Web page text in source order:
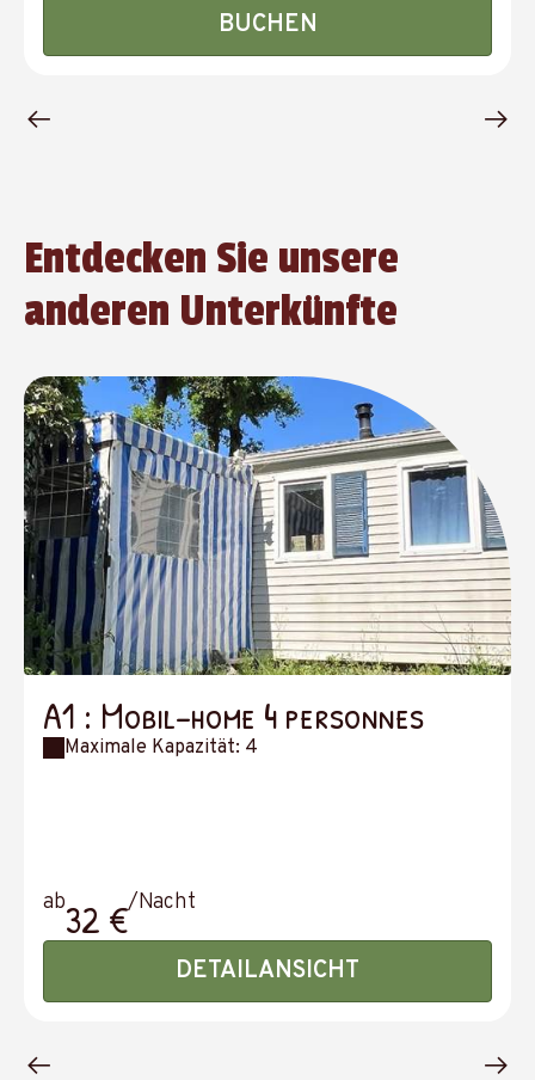
BUCHEN
Entdecken Sie unsere
anderen Unterkünfte
A1 : Mobil-home 4 personnes
Maximale Kapazität: 4
ab32 €/Nacht
DETAILANSICHT